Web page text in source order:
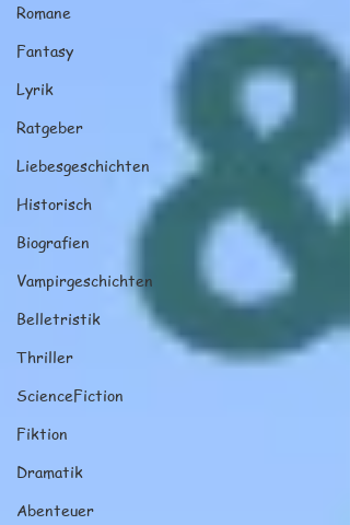
Romane
Fantasy
Lyrik
Ratgeber
Liebesgeschichten
Historisch
Biografien
Vampirgeschichten
Belletristik
Thriller
ScienceFiction
Fiktion
Dramatik
Abenteuer